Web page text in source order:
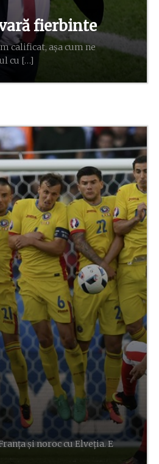
fierbinte
calificat, aşa cum ne
cu […]
şi noroc cu Elveţia. E